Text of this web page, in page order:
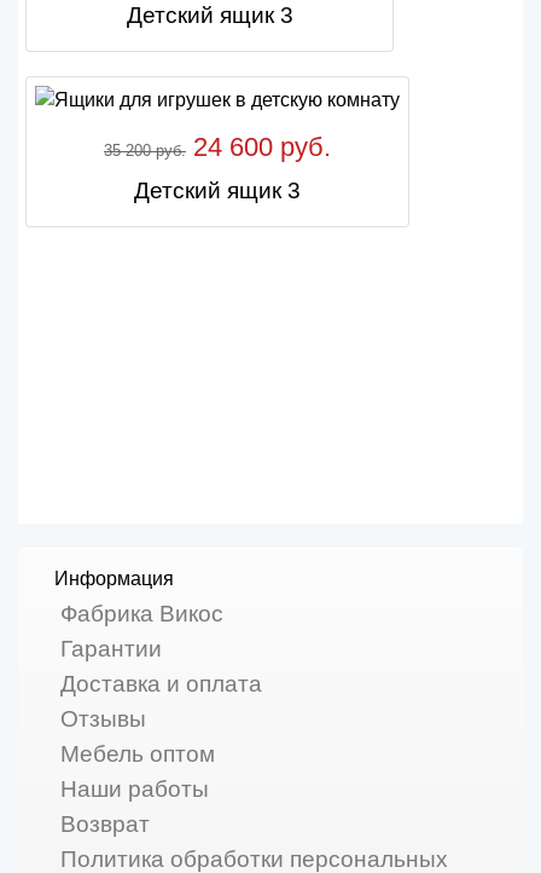
Детский ящик 3
35 200 руб. 24 600 руб.
Детский ящик 3
Информация
Фабрика Викос
Гарантии
Доставка и оплата
Отзывы
Мебель оптом
Наши работы
Возврат
Политика обработки персональных